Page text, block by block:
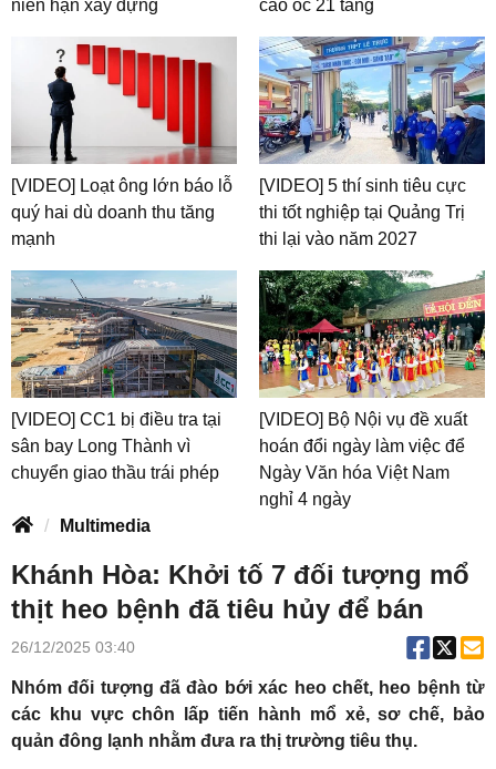
niên hạn xây dựng cao ốc 21 tầng
[VIDEO] Loạt ông lớn báo lỗ
quý hai dù doanh thu tăng
mạnh
[VIDEO] 5 thí sinh tiêu cực
thi tốt nghiệp tại Quảng Trị
thi lại vào năm 2027
[VIDEO] CC1 bị điều tra tại
sân bay Long Thành vì
chuyển giao thầu trái phép
[VIDEO] Bộ Nội vụ đề xuất
hoán đổi ngày làm việc để
Ngày Văn hóa Việt Nam
nghỉ 4 ngày
Multimedia
Khánh Hòa: Khởi tố 7 đối tượng mổ
thịt heo bệnh đã tiêu hủy để bán
26/12/2025 03:40
Nhóm đối tượng đã đào bới xác heo chết, heo bệnh từ
các khu vực chôn lấp tiến hành mổ xẻ, sơ chế, bảo
quản đông lạnh nhằm đưa ra thị trường tiêu thụ.